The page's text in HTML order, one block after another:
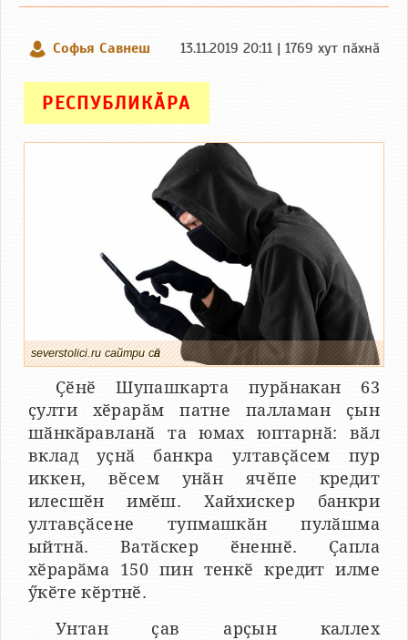
Софья Савнеш 13.11.2019 20:11 | 1769 хут пӑхнӑ
РЕСПУБЛИКӐРА
severstolici.ru сайтри сӑн
Ҫӗнӗ Шупашкарта пурӑнакан 63
ҫулти хӗрарӑм патне палламан ҫын
шӑнкӑравланӑ та юмах юптарнӑ: вӑл
вклад уҫнӑ банкра ултавҫӑсем пур
иккен, вӗсем унӑн ячӗпе кредит
илесшӗн имӗш. Хайхискер банкри
ултавҫӑсене тупмашкӑн пулӑшма
ыйтнӑ. Ватӑскер ӗненнӗ. Ҫапла
хӗрарӑма 150 пин тенкӗ кредит илме
ӳкӗте кӗртнӗ.
Унтан ҫав арҫын каллех